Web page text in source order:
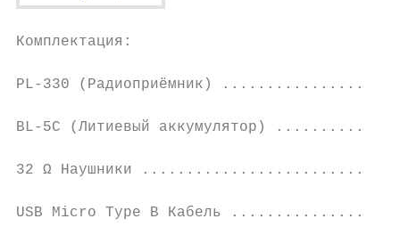
Комплектация:
PL-330 (Радиоприёмник)
BL-5С (Литиевый аккумулятор)
32 Ω Наушники
USB Micro Type B Кабель